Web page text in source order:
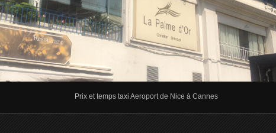
Prix et temps taxi Aeroport de Nice à Cannes